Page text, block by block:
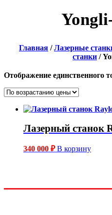
Главная /Лазерные
станки /
Отображение единственного
Лазерный станок
340 000 ₽ В корзину